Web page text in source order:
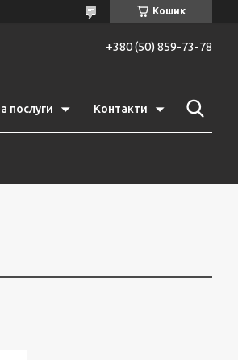
Кошик
+380 (50) 859-73-78
послуги Контакти